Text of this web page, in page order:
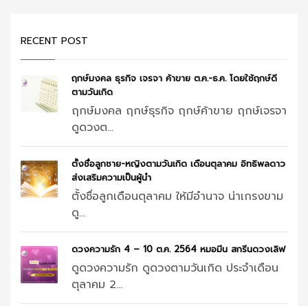
RECENT POST
ฤกษ์มงคล ธุรกิจ เจรจา ค้าขาย ต.ค.-ธ.ค. โดยใช้ฤกษ์ดี
ตามวันเกิด
ฤกษ์มงคล ฤกษ์ธุรกิจ ฤกษ์ค้าขาย ฤกษ์เจรจา
ดูดวงต...
ตั้งชื่อลูกชาย-หญิงตามวันเกิด เดือนตุลาคม อิทธิพลดาว
ส่งเสริมความเป็นผู้นำ
ตั้งชื่อลูกเดือนตุลาคม ให้มีอำนาจ น่าเกรงขาม
ดู...
ดวงความรัก 4 – 10 ต.ค. 2564 หมอมีน สกรีนดวงเลิฟ
ดูดวงความรัก ดูดวงตามวันเกิด ประจำเดือน
ตุลาคม 2...